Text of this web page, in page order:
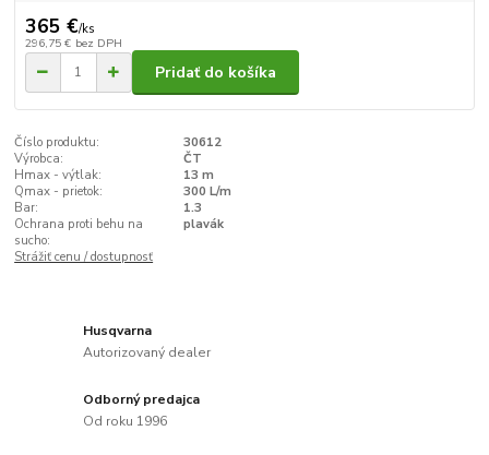
365 €/ks
296,75 € bez DPH
Pridať do košíka
Číslo produktu:
30612
Výrobca:
ČT
Hmax - výtlak:
13 m
Qmax - prietok:
300 L/m
Bar:
1.3
Ochrana proti behu na
sucho:
plavák
Strážiť cenu / dostupnosť
Husqvarna
Autorizovaný dealer
Odborný predajca
Od roku 1996